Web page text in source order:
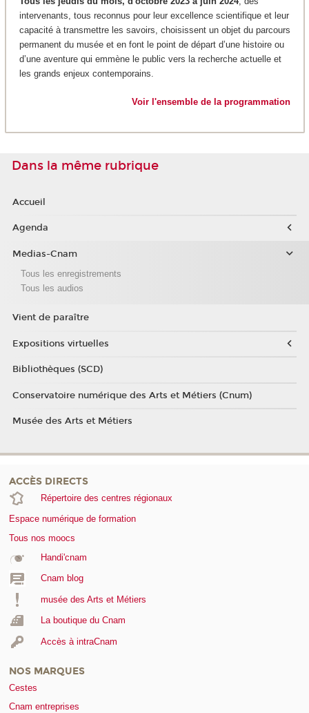
intervenants, tous reconnus pour leur excellence scientifique et leur
capacité à transmettre les savoirs, choisissent un objet du parcours
permanent du musée et en font le point de départ d’une histoire ou
d’une aventure qui emmène le public vers la recherche actuelle et
les grands enjeux contemporains.
Voir l'ensemble de la programmation
Dans la même rubrique
Accueil
Agenda
Medias-Cnam
Tous les enregistrements
Tous les audios
Vient de paraître
Expositions virtuelles
Bibliothèques (SCD)
Conservatoire numérique des Arts et Métiers (Cnum)
Musée des Arts et Métiers
ACCÈS DIRECTS
Répertoire des centres régionaux
Espace numérique de formation
Tous nos moocs
Handi'cnam
Cnam blog
musée des Arts et Métiers
La boutique du Cnam
Accès à intraCnam
NOS MARQUES
Cestes
Cnam entreprises